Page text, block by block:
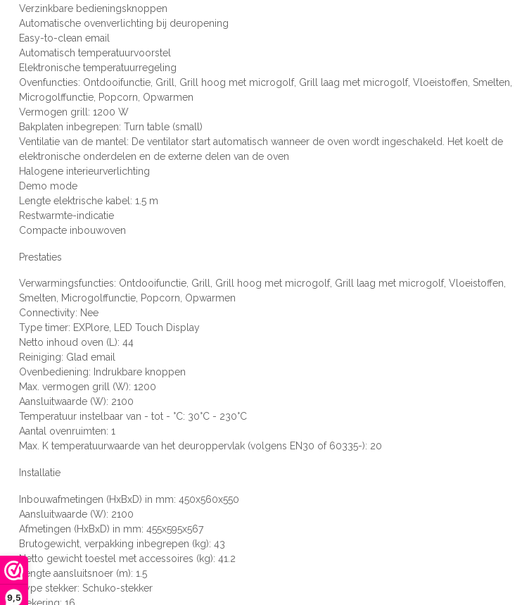
9,5
Verzinkbare bedieningsknoppen
Automatische ovenverlichting bij deuropening
Easy-to-clean email
Automatisch temperatuurvoorstel
Elektronische temperatuurregeling
Ovenfuncties: Ontdooifunctie, Grill, Grill hoog met microgolf, Grill laag met microgolf, Vloeistoffen, Smelten,
Microgolffunctie, Popcorn, Opwarmen
Vermogen grill: 1200 W
Bakplaten inbegrepen: Turn table (small)
Ventilatie van de mantel: De ventilator start automatisch wanneer de oven wordt ingeschakeld. Het koelt de
elektronische onderdelen en de externe delen van de oven
Halogene interieurverlichting
Demo mode
Lengte elektrische kabel: 1.5 m
Restwarmte-indicatie
Compacte inbouwoven
Prestaties
Verwarmingsfuncties: Ontdooifunctie, Grill, Grill hoog met microgolf, Grill laag met microgolf, Vloeistoffen,
Smelten, Microgolffunctie, Popcorn, Opwarmen
Connectivity: Nee
Type timer: EXPlore, LED Touch Display
Netto inhoud oven (L): 44
Reiniging: Glad email
Ovenbediening: Indrukbare knoppen
Max. vermogen grill (W): 1200
Aansluitwaarde (W): 2100
Temperatuur instelbaar van - tot - °C: 30°C - 230°C
Aantal ovenruimten: 1
Max. K temperatuurwaarde van het deuroppervlak (volgens EN30 of 60335-): 20
Installatie
Inbouwafmetingen (HxBxD) in mm: 450x560x550
Aansluitwaarde (W): 2100
Afmetingen (HxBxD) in mm: 455x595x567
Brutogewicht, verpakking inbegrepen (kg): 43
Netto gewicht toestel met accessoires (kg): 41.2
Lengte aansluitsnoer (m): 1.5
Type stekker: Schuko-stekker